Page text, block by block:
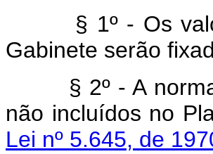
§ 1º - Os
Gabinete serão
§ 2º - A norma
não incluídos no
Lei nº 5.645, de